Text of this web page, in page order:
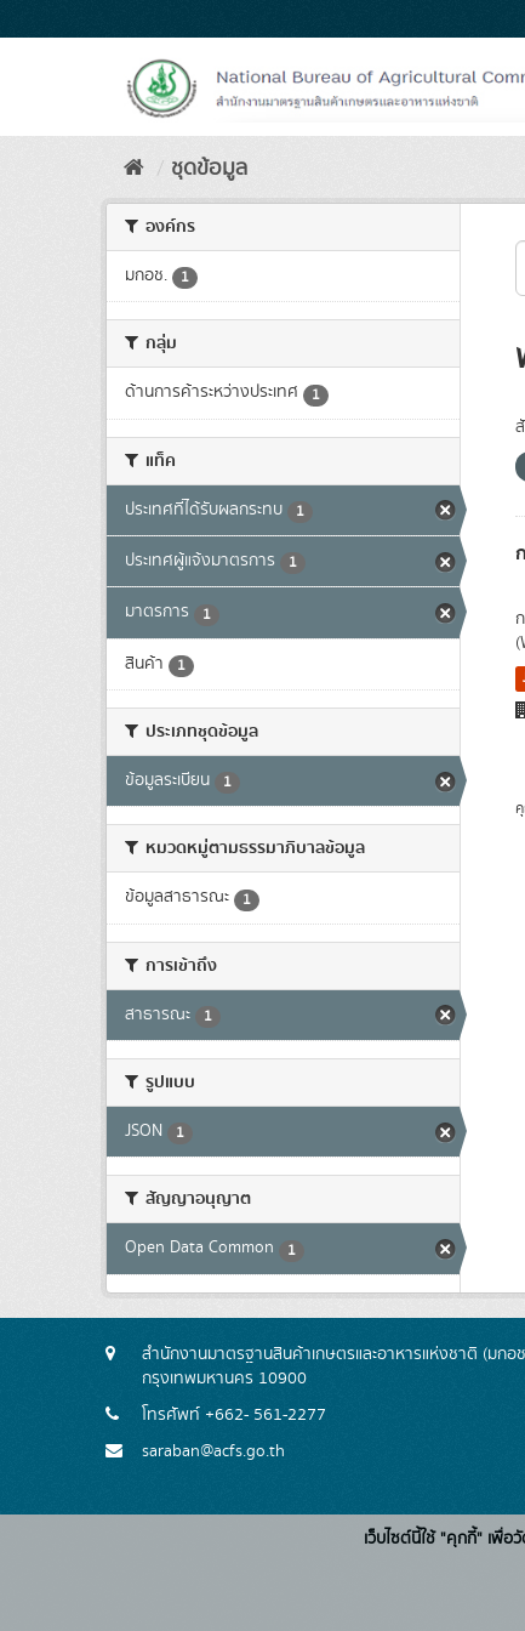
to
ชุดข้อมูล
องค์กร
มกอช. 1
กลุ่ม
ด้านการค้าระหว่างประเทศ 1
แท็ค
ประเทศที่ได้รับผลกระทบ 1
ประเทศผู้แจ้งมาตรการ 1
มาตรการ 1
สินค้า 1
ประเภทชุดข้อมูล
ข้อมูลระเบียน 1
หมวดหมู่ตามธรรมาภิบาลข้อมูล
ข้อมูลสาธารณะ 1
การเข้าถึง
สาธารณะ 1
รูปแบบ
JSON 1
สัญญาอนุญาต
Open Data Common 1
สำนักงานมาตรฐานสินค้าเกษตรและอาหารแห่งชาติ (มก
กรุงเทพมหานคร 10900
โทรศัพท์ +662- 561-2277
saraban@acfs.go.th
เว็บไซต์นี้ใช้ "คุกกี้" เพื่